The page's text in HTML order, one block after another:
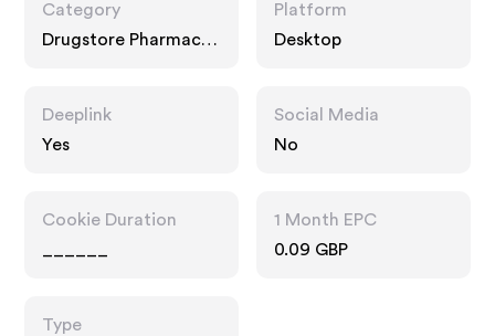
Category
Drugstore Pharmacy,
Platform
Desktop
Deeplink
Yes
Social Media
No
Cookie Duration
1 Month EPC
0.09 GBP
Type